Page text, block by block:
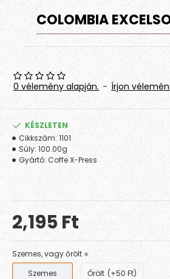
COLOMBIA
0 vélemény alapján. - Írjon
2,195 Ft
KÉSZLETEN
Cikkszám: 1101
Súly: 100.00g
Gyártó: Coffe X-Press
Szemes, vagy őrölt
Szemes
Őrölt (+50 Ft)